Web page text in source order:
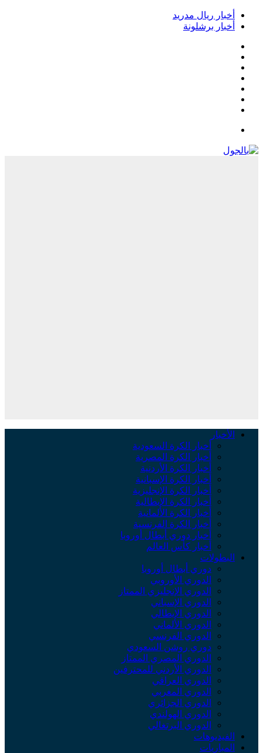
ريال مدريد
برشلونة
أخبار الكرة السعودية
أخبار الكرة المصرية
أخبار الكرة الأردنية
أخبار الكرة الإسبانية
أخبار الكرة الإنجليزية
أخبار الكرة الإيطالية
أخبار الكرة الألمانية
أخبار الكرة الفرنسية
أخبار دوري أبطال أوروبا
أخبار كأس العالم
دوري أبطال أوروبا
الدوري الأوروبي
الدوري الإنجليزي الممتاز
الدوري الإسباني
الدوري الإيطالي
الدوري الألماني
الدوري الفرنسي
دوري روشن السعودي
الدوري المصري الممتاز
الدوري الأردني للمحترفين
الدوري العراقي
الدوري المغربي
الدوري الجزائري
الدوري الهولندي
الدوري البرتغالي